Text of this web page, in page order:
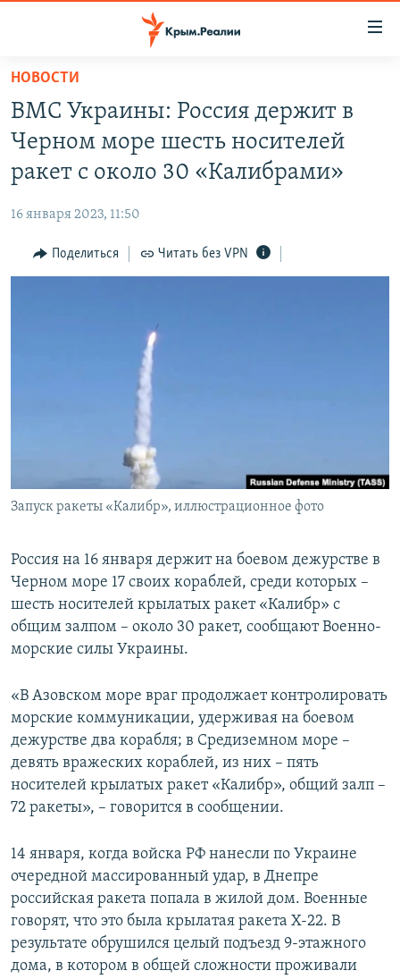
Вернуться
основному
содержанию
Вернутся
главной
навигации
Вернутся
СПЕЦПРОЕКТЫ
11 ЛЕТ ОККУПАЦИИ КРЫМА. 11 ИСТОРИЙ СОПРОТИВЛЕНИЯ
ВОДА
ЕЩЕ
ИНТЕРАКТИВ
СОВЕТЫ ПРАВОЗАЩИТНИКОВ
ПРОПАВШИЕ БЕЗ ВЕСТИ
ПОБЕДИТЕЛЕЙ НЕ СУДЯТ?
КРЫМ.НЕПОКОРЕННЫЙ
УКРАИНСКАЯ ПРОБЛЕМА КРЫМА
РАДІО СВОБОДА
НОВОСТИ
ВМС Украины: Россия держит в
Черном море шесть носителей
ракет с около 30 «Калибрами»
16 января 2023, 11:50
Поделиться Читать без VPN
Запуск ракеты «Калибр», иллюстрационное фото
Россия на 16 января держит на боевом дежурстве в
Черном море 17 своих кораблей, среди которых –
шесть носителей крылатых ракет «Калибр» с
общим залпом – около 30 ракет, сообщают Военно-
морские силы Украины.
«В Азовском море враг продолжает контролировать
морские коммуникации, удерживая на боевом
дежурстве два корабля; в Средиземном море –
девять вражеских кораблей, из них – пять
носителей крылатых ракет «Калибр», общий залп –
72 ракеты», – говорится в сообщении.
14 января, когда войска РФ нанесли по Украине
очередной массированный удар, в Днепре
российская ракета попала в жилой дом. Военные
говорят, что это была крылатая ракета Х-22. В
результате обрушился целый подъезд 9-этажного
дома, в котором в общей сложности проживали